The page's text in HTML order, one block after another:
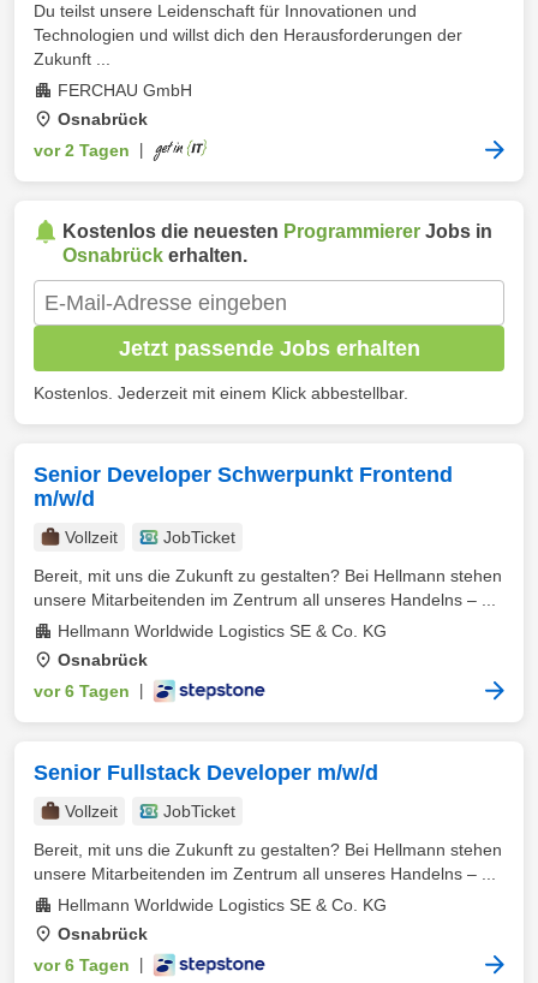
Du teilst unsere Leidenschaft für Innovationen und
Technologien und willst dich den Herausforderungen der
Zukunft ...
FERCHAU GmbH
Osnabrück
vor 2 Tagen
Kostenlos die neuesten Programmierer Jobs in
Osnabrück erhalten.
Jetzt passende Jobs erhalten
Kostenlos. Jederzeit mit einem Klick abbestellbar.
Senior Developer Schwerpunkt Frontend
m/w/d
Vollzeit
JobTicket
Bereit, mit uns die Zukunft zu gestalten? Bei Hellmann stehen
unsere Mitarbeitenden im Zentrum all unseres Handelns – ...
Hellmann Worldwide Logistics SE & Co. KG
Osnabrück
vor 6 Tagen
Senior Fullstack Developer m/w/d
Vollzeit
JobTicket
Bereit, mit uns die Zukunft zu gestalten? Bei Hellmann stehen
unsere Mitarbeitenden im Zentrum all unseres Handelns – ...
Hellmann Worldwide Logistics SE & Co. KG
Osnabrück
vor 6 Tagen